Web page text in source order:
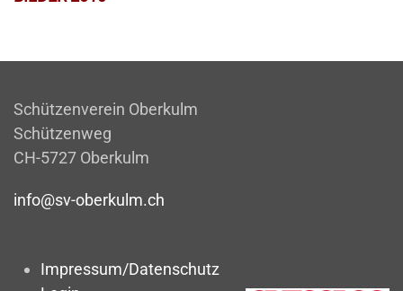
Schützenverein Oberkulm
Schützenweg
CH-5727 Oberkulm
info@sv-oberkulm.ch
Impressum/Datenschutz